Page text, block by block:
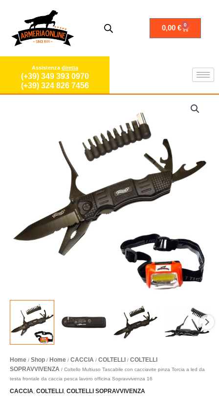
contenuto
0,00€ 0
Carrello
Assistenza diretta
(+39) 349 393 0970
(+39) 324 826 7456
Home / Shop / Home / CACCIA / COLTELLI / COLTELLI
SOPRAVVIVENZA / Coltello Multiuso Tascabile con cacciavite pinza Torcia a led da
testa frontale da caccia pesca lavoro officina Sopravvivenza 16
CACCIA COLTELLI COLTELLI SOPRAVVIVENZA